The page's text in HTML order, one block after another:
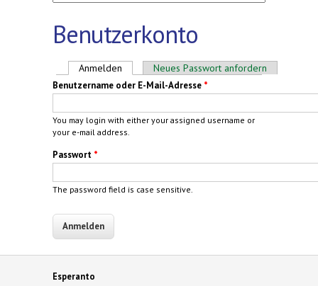
Benutzerkonto
Haupt-Reiter
Anmelden (aktiver Reiter)
Neues Passwort anfordern
Benutzername oder E-Mail-Adresse *
You may login with either your assigned username or
your e-mail address.
Passwort *
The password field is case sensitive.
Esperanto